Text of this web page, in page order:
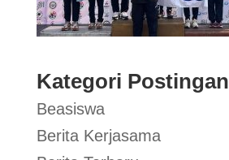
Kategori Postingan
Beasiswa
Berita Kerjasama